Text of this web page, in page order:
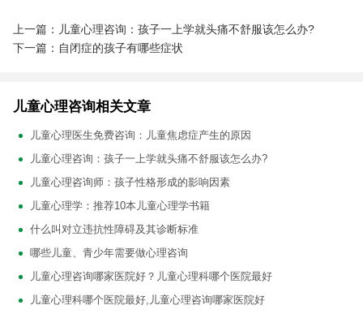
上一篇：儿童心理咨询：孩子一上学就头痛不舒服该怎么办?
下一篇：自闭症的孩子有哪些症状
儿童心理咨询相关文章
儿童心理医生免费咨询：儿童焦虑症产生的原因
儿童心理咨询：孩子一上学就头痛不舒服该怎么办?
儿童心理咨询师：孩子性格形成的影响因素
儿童心理学：推荐10本儿童心理学书籍
什么叫对立违抗性障碍及其诊断标准
哪些儿童、青少年需要做心理咨询
儿童心理咨询哪家医院好？儿童心理科哪个医院最好
儿童心理科哪个医院最好,儿童心理咨询哪家医院好